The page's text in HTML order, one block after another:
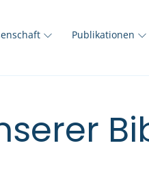
Publikationen